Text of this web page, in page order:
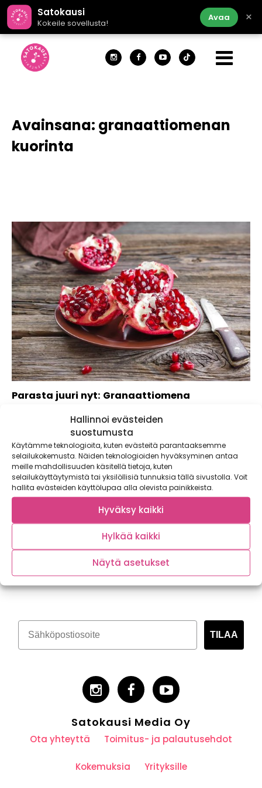
Hallinnoi evästeiden
suostumusta
Käytämme teknologioita, kuten evästeitä parantaaksemme
selailukokemusta. Näiden teknologioiden hyväksyminen antaa
meille mahdollisuuden käsitellä tietoja, kuten
selailukäyttäytymistä tai yksilöllisiä tunnuksia tällä sivustolla. Voit
hallita evästeiden käyttölupaa alla olevista painikkeista.
Hyväksy kaikki
Hylkää kaikki
Näytä asetukset
Satokausi
Kokeile sovellusta!
Avaa ×
Avainsana: granaattiomenan
kuorinta
Parasta juuri nyt: Granaattiomena
Äänestimme viikon kasvikseksi granaattiomenan. Kuten
Satokausikalenteri kertoo, niin niiden hinta alkaa kohta olla
edullisimmillaan....
Tilaa kasvispitoinen uutiskirje
TILAA
Satokausi Media Oy
Ota yhteyttä Toimitus- ja palautusehdot
Kokemuksia Yrityksille